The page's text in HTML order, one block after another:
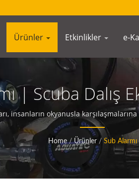
Ürünler Etkinlikler e-
| Scuba Dalış
AQUATEC
insanların okyanusla
Home / Ürünler / Sub Alarmı